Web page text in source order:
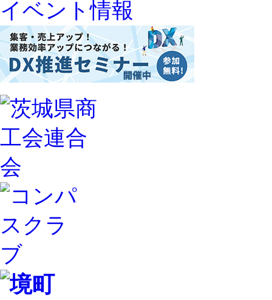
イベント情報